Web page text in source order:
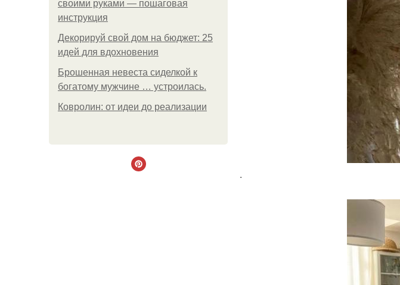
своими руками — пошаговая
инструкция
Декорируй свой дом на бюджет: 25
идей для вдохновения
Брошенная невеста сиделкой к
богатому мужчине … устроилась.
Ковролин: от идеи до реализации
.